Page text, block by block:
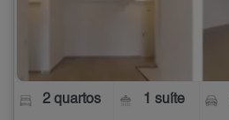
2 quartos 1 suíte